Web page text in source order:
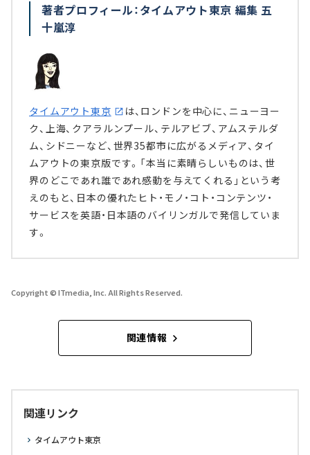
著者プロフィール：タイムアウト東京 編集 五
十嵐淳
タイムアウト東京
は、ロンドンを中心に、ニューヨー
ク、上海、クアラルンプール、テルアビブ、アムステルダ
ム、シドニーなど、世界35都市に広がるメディア、タイ
ムアウトの東京版です。「本当に素晴らしいものは、世
界のどこであれ誰であれ感動を与えてくれる」という考
えのもと、日本の優れたヒト・モノ・コト・コンテンツ・
サービスを英語・日本語のバイリンガルで発信していま
す。
Copyright © ITmedia, Inc. All Rights Reserved.
関連情報
関連リンク
タイムアウト東京